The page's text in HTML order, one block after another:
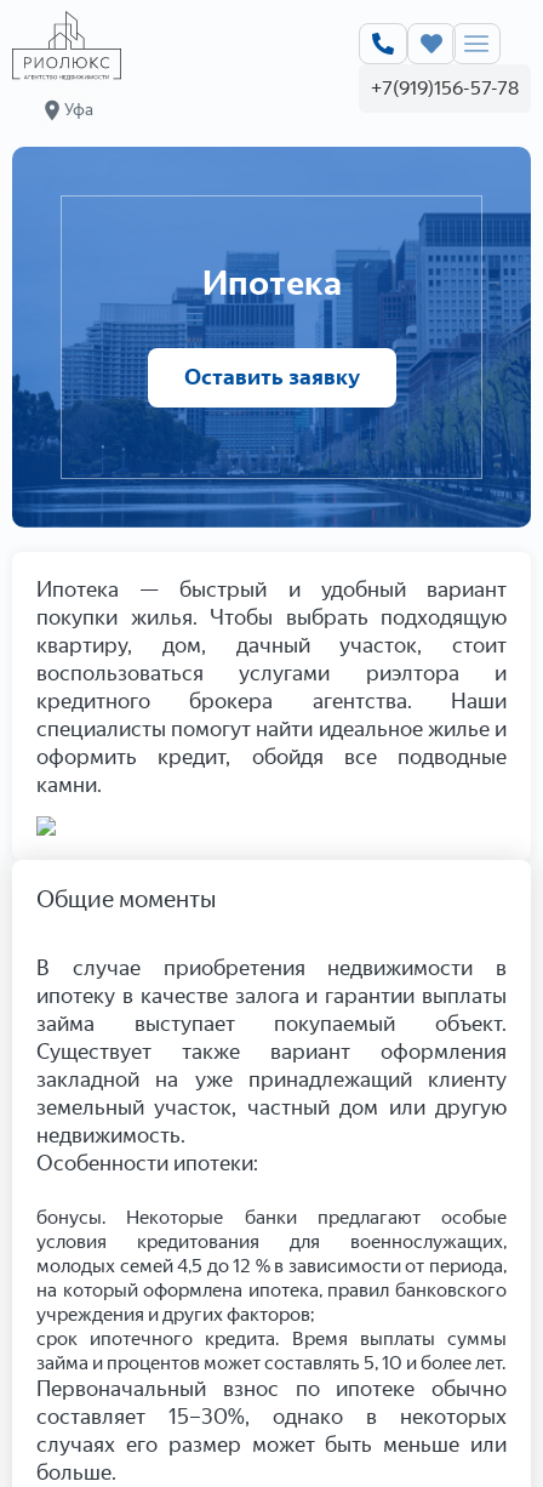
Уфа
+7(919)156-57-78
Ипотека
Оставить заявку
Ипотека — быстрый и удобный вариант
покупки жилья. Чтобы выбрать подходящую
квартиру, дом, дачный участок, стоит
воспользоваться услугами риэлтора и
кредитного брокера агентства. Наши
специалисты помогут найти идеальное жилье и
оформить кредит, обойдя все подводные
камни.
Общие моменты
В случае приобретения недвижимости в
ипотеку в качестве залога и гарантии выплаты
займа выступает покупаемый объект.
Существует также вариант оформления
закладной на уже принадлежащий клиенту
земельный участок, частный дом или другую
недвижимость.
Особенности ипотеки:
бонусы. Некоторые банки предлагают особые
условия кредитования для военнослужащих,
молодых семей 4,5 до 12 % в зависимости от периода,
на который оформлена ипотека, правил банковского
учреждения и других факторов;
срок ипотечного кредита. Время выплаты суммы
займа и процентов может составлять 5, 10 и более лет.
Первоначальный взнос по ипотеке обычно
составляет 15–30%, однако в некоторых
случаях его размер может быть меньше или
больше.